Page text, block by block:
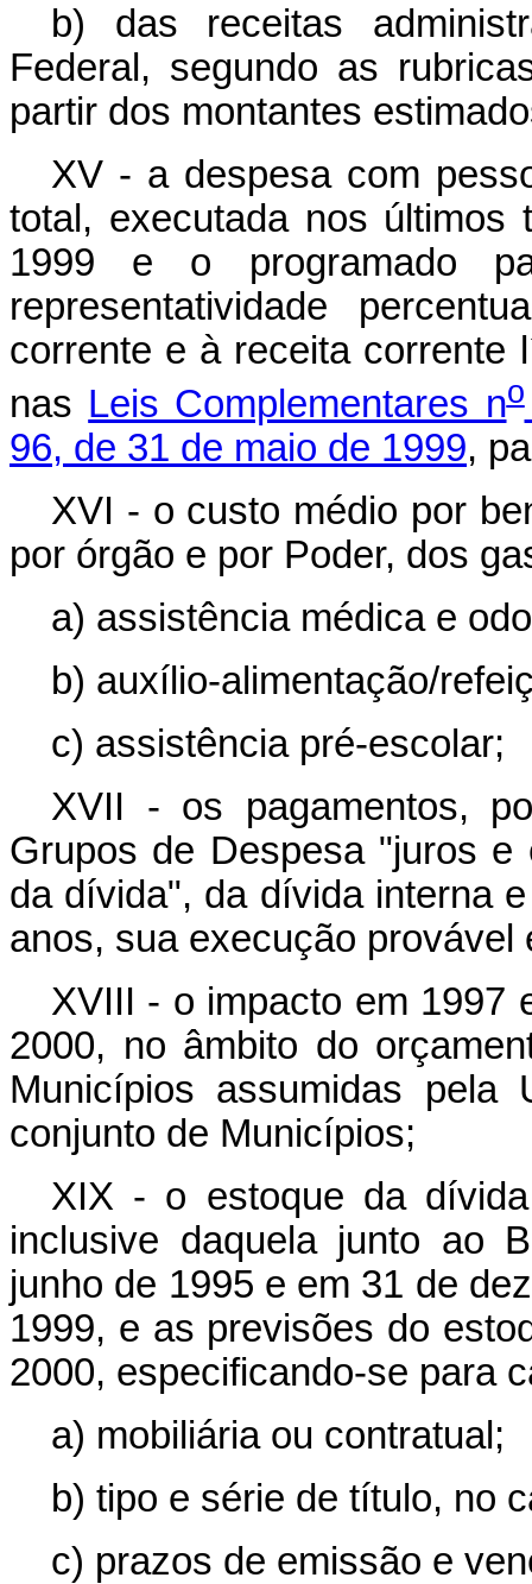
b) das receitas
Federal, segundo as
partir dos montantes
XV - a despesa com
total, executada nos
1999 e o programado
representatividade
corrente e à receita corrente
nas Leis Complementares no
96, de 31 de maio de 1999,
XVI - o custo médio por
por órgão e por Poder, dos
a) assistência médica e
b) auxílio-alimentação/
c) assistência pré-escolar;
XVII - os pagamentos,
Grupos de Despesa "juros
da dívida", da dívida interna
anos, sua execução provável
XVIII - o impacto em 1997
2000, no âmbito do
Municípios assumidas pela
conjunto de Municípios;
XIX - o estoque da
inclusive daquela junto ao
junho de 1995 e em 31 de
1999, e as previsões do
2000, especificando-se para
a) mobiliária ou contratual;
b) tipo e série de título, no
c) prazos de emissão e